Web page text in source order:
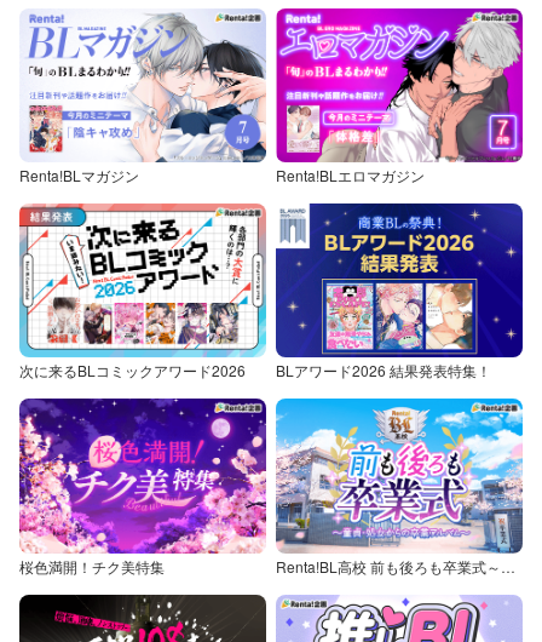
Renta!BLマガジン Renta!BLエロマガジン
次に来るBLコミックアワード2026 BLアワード2026 結果発表特集！
桜色満開！チク美特集 Renta!BL高校 前も後ろも卒業式～童貞・処女からの卒業アルバム～